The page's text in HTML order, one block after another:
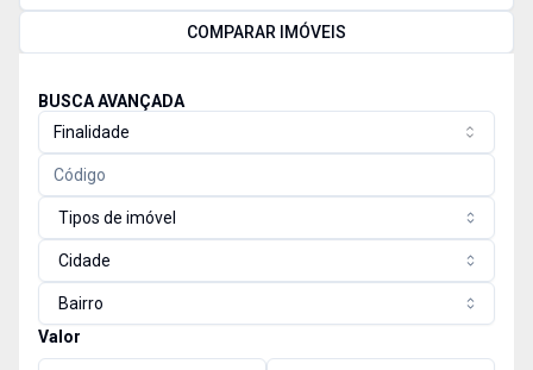
COMPARAR IMÓVEIS
BUSCA AVANÇADA
Finalidade
Tipos de imóvel
Cidade
Bairro
Valor